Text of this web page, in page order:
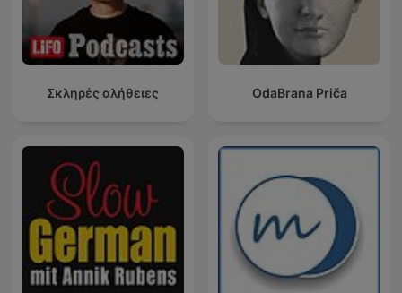
Σκληρές αλήθειες OdaBrana Priča